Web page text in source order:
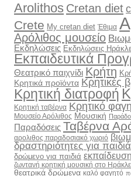
Arolithos Cretan diet
Crete My cretan diet Έθιμα
Αρόλιθος μουσείο
Εκδηλώσεις Εκδηλώσεις
Εκπαιδευτικά
Θεατρικό παιχνίδι Κρήτη
Κρητικά προϊόντα Κρητικές
Κρητική διατροφή
Κρητική ταβέρνα Κρητικό
Μουσείο Αρόλιθος Μουσική
Παραδόσεις Ταβέρνα
αρολιθος παραδοσιακό χωριό
δραστηριότητες για παιδιά
δρώμενο για παιδιά εκπαίδευση
ζωντανή κρητική μουσική στο
θεατρικά δρώμενα καλό φαγητό